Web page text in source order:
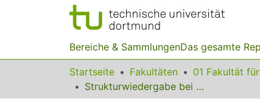
Bereiche & SammlungenDas gesamte
Startseite Fakultäten
Strukturwiedergabe bei Zeilen-Spalten-Systemen in Zeichnungen von Grundschulkindern